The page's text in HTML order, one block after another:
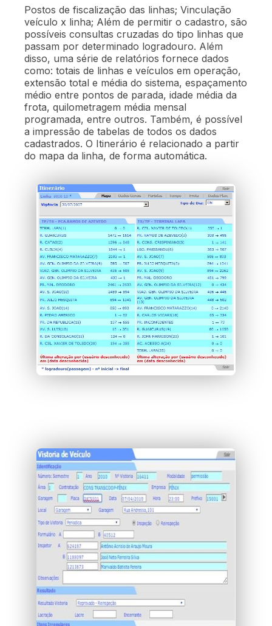
Postos de fiscalização das linhas; Vinculação
veículo x linha; Além de permitir o cadastro, são
possíveis consultas cruzadas do tipo linhas que
passam por determinado logradouro. Além
disso, uma série de relatórios fornece dados
como: totais de linhas e veículos em operação,
extensão total e média do sistema, espaçamento
médio entre pontos de parada, idade média da
frota, quilometragem média mensal
programada, entre outros. Também, é possível
a impressão de tabelas de todos os dados
cadastrados. O Itinerário é relacionado a partir
do mapa da linha, de forma automática.